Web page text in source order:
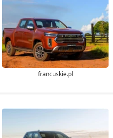
francuskie.pl